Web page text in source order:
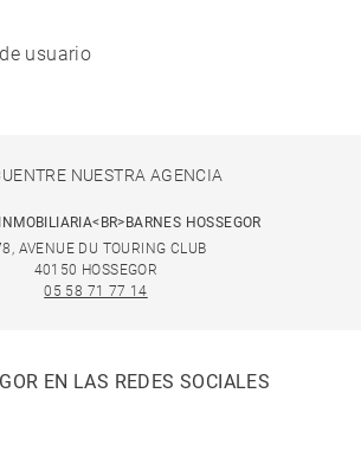
usuario
NUESTRA AGENCIA
HOSSEGOR
AVENUE DU TOURING CLUB
40150 HOSSEGOR
05 58 71 77 14
EN LAS REDES SOCIALES